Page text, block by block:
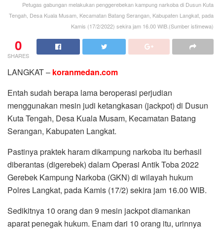
Petugas gabungan melakukan penggerebekan kampung narkoba di Dusun Kuta
Tengah, Desa Kuala Musam, Kecamatan Batang Serangan, Kabupaten Langkat, pada
Kamis (17/2/2022) sekira jam 16.00 WIB.(Sumber istimewa)
0
SHARES
LANGKAT – koranmedan.com
Entah sudah berapa lama beroperasi perjudian
menggunakan mesin judi ketangkasan (jackpot) di Dusun
Kuta Tengah, Desa Kuala Musam, Kecamatan Batang
Serangan, Kabupaten Langkat.
Pastinya praktek haram dikampung narkoba itu berhasil
diberantas (digerebek) dalam Operasi Antik Toba 2022
Gerebek Kampung Narkoba (GKN) di wilayah hukum
Polres Langkat, pada Kamis (17/2) sekira jam 16.00 WIB.
Sedikitnya 10 orang dan 9 mesin jackpot diamankan
aparat penegak hukum. Enam dari 10 orang itu, urinnya